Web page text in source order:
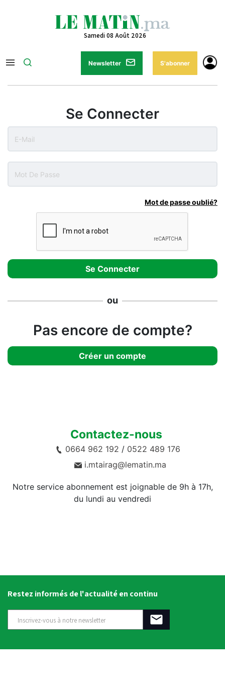
Samedi 08 Août 2026
Newsletter S'abonner
Se Connecter
Mot de passe oublié?
ou
Pas encore de compte?
Créer un compte
Contactez-nous
0664 962 192 / 0522 489 176
i.mtairag@lematin.ma
Notre service abonnement est joignable de 9h à 17h,
du lundi au vendredi
Restez informés de l'actualité en continu